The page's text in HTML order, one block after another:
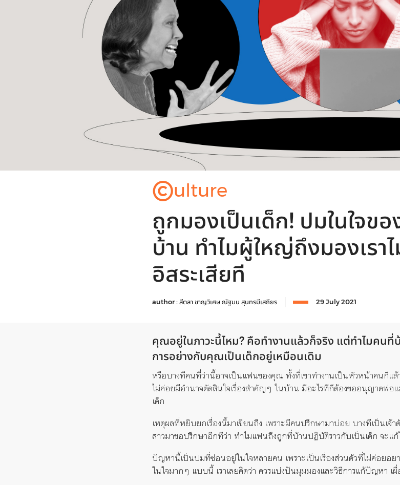
©ulture
ถูกมองเป็นเด็ก! ปมในใจข
บ้าน ทำไมผู้ใหญ่ถึงมองเราไ
อิสระเสียที
author :สีตลา ชาญวิเศษ ณัฐมน สุนทรมีเสถียร 29 July 2021
คุณอยู่ในภาวะนี้ไหม? คือทำงานแล้วก็จริง แต่ทำไมคนที่บ้
การอย่างกับคุณเป็นเด็กอยู่เหมือนเดิม
หรือบางทีคนที่ว่านี้อาจเป็นแฟนของคุณ ทั้งที่เขาทำงานเป็นหัวหน้าคนก็แล้ว
ไม่ค่อยมีอำนาจตัดสินใจเรื่องสำคัญๆ ในบ้าน มีอะไรทีก็ต้องขออนุญาตพ่อ
เด็ก
เหตุผลที่หยิบยกเรื่องนี้มาเขียนถึง เพราะมีคนปรึกษามาบ่อย บางทีเป็นเจ้
สาวมาขอปรึกษาอีกทีว่า ทำไมแฟนถึงถูกที่บ้านปฏิบัติราวกับเป็นเด็ก จะแก้
ปัญหานี้เป็นปมที่ซ่อนอยู่ในใจหลายคน เพราะเป็นเรื่องส่วนตัวที่ไม่ค่อยอ
ในใจมากๆ แบบนี้ เราเลยคิดว่า ควรแบ่งปันมุมมองและวิธีการแก้ปัญหา เ